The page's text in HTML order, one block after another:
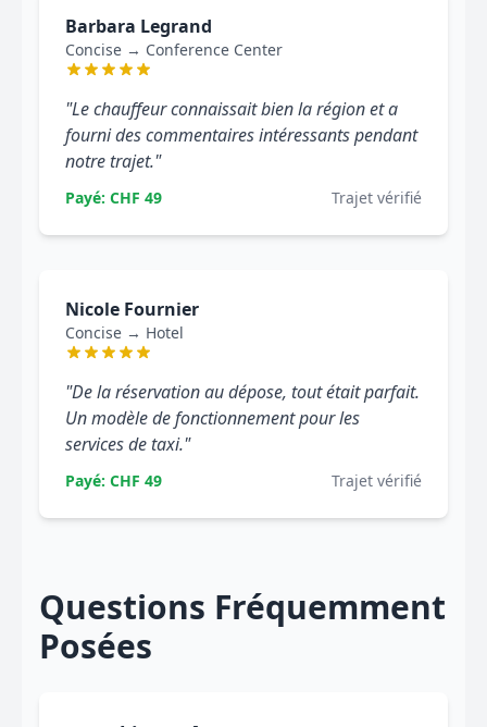
Barbara Legrand
Concise → Conference Center
"Le chauffeur connaissait bien la région et a
fourni des commentaires intéressants pendant
notre trajet."
Payé: CHF 49 Trajet vérifié
Nicole Fournier
Concise → Hotel
"De la réservation au dépose, tout était parfait.
Un modèle de fonctionnement pour les
services de taxi."
Payé: CHF 49 Trajet vérifié
Questions Fréquemment
Posées